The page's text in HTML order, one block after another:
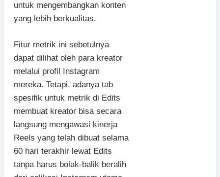
untuk mengembangkan konten
yang lebih berkualitas.
Fitur metrik ini sebetulnya
dapat dilihat oleh para kreator
melalui profil Instagram
mereka. Tetapi, adanya tab
spesifik untuk metrik di Edits
membuat kreator bisa secara
langsung mengawasi kinerja
Reels yang telah dibuat selama
60 hari terakhir lewat Edits
tanpa harus bolak-balik beralih